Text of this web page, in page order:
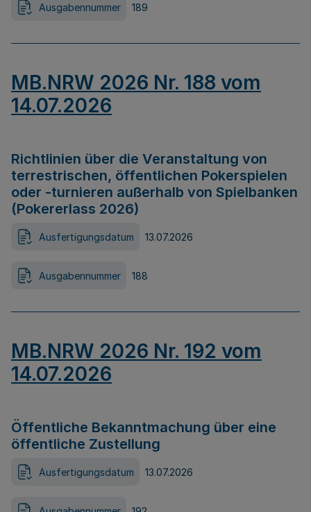
Ausgabennummer 189
MB.NRW 2026 Nr. 188 vom
14.07.2026
Richtlinien über die Veranstaltung von
terrestrischen, öffentlichen Pokerspielen
oder -turnieren außerhalb von Spielbanken
(Pokererlass 2026)
Ausfertigungsdatum 13.07.2026
Ausgabennummer 188
MB.NRW 2026 Nr. 192 vom
14.07.2026
Öffentliche Bekanntmachung über eine
öffentliche Zustellung
Ausfertigungsdatum 13.07.2026